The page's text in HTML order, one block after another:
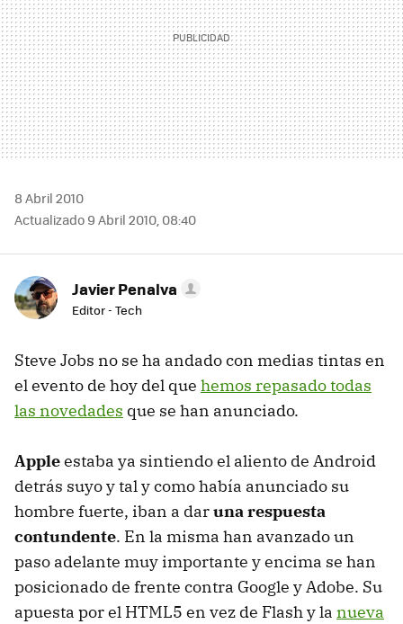
8 Abril 2010
Actualizado 9 Abril 2010, 08:40
Javier Penalva
Editor - Tech
Steve Jobs no se ha andado con medias tintas en
el evento de hoy del que hemos repasado todas
las novedades que se han anunciado.
Appleestaba ya sintiendo el aliento de Android
detrás suyo y tal y como había anunciado su
hombre fuerte, iban a daruna respuesta
contundente. En la misma han avanzado un
paso adelante muy importante y encima se han
posicionado de frente contra Google y Adobe. Su
apuesta por el HTML5 en vez de Flash y la nueva